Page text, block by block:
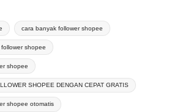
cara banyak follower shopee
shopee
shopee
SHOPEE DENGAN CEPAT GRATIS
shopee otomatis